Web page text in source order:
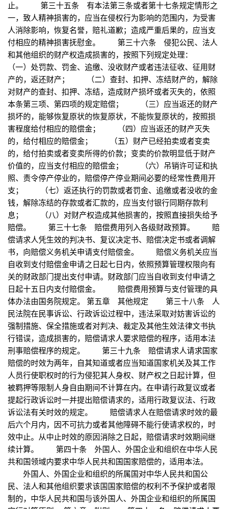
止。 第三十五条 有本法第三条或者第十七条规定情形之
一，致人精神损害的，应当在侵权行为影响的范围内，为受害
人消除影响，恢复名誉，赔礼道歉；造成严重后果的，应当支
付相应的精神损害抚慰金。 第三十六条 侵犯公民、法人
和其他组织的财产权造成损害的，按照下列规定处理：
（一）处罚款、罚金、追缴、没收财产或者违法征收、征用财
产的，返还财产； （二）查封、扣押、冻结财产的，解除
对财产的查封、扣押、冻结，造成财产损坏或者灭失的，依照
本条第三项、第四项的规定赔偿； （三）应当返还的财产
损坏的，能够恢复原状的恢复原状，不能恢复原状的，按照损
害程度给付相应的赔偿金； （四）应当返还的财产灭失
的，给付相应的赔偿金； （五）财产已经拍卖或者变卖
的，给付拍卖或者变卖所得的价款；变卖的价款明显低于财产
价值的，应当支付相应的赔偿金； （六）吊销许可证和执
照、责令停产停业的，赔偿停产停业期间必要的经常性费用开
支； （七）返还执行的罚款或者罚金、追缴或者没收的金
钱，解除冻结的存款或者汇款的，应当支付银行同期存款利
息； （八）对财产权造成其他损害的，按照直接损失给予
赔偿。 第三十七条 赔偿费用列入各级财政预算。 赔
偿请求人凭生效的判决书、复议决定书、赔偿决定书或者调解
书，向赔偿义务机关申请支付赔偿金。 赔偿义务机关应当
自收到支付赔偿金申请之日起七日内，依照预算管理权限向有
关的财政部门提出支付申请。财政部门应当自收到支付申请之
日起十五日内支付赔偿金。 赔偿费用预算与支付管理的具
体办法由国务院规定。 第五章 其他规定 第三十八条 人
民法院在民事诉讼、行政诉讼过程中，违法采取对妨害诉讼的
强制措施、保全措施或者对判决、裁定及其他生效法律文书执
行错误，造成损害的，赔偿请求人要求赔偿的程序，适用本法
刑事赔偿程序的规定。 第三十九条 赔偿请求人请求国家
赔偿的时效为两年，自其知道或者应当知道国家机关及其工作
人员行使职权时的行为侵犯其人身权、财产权之日起计算，但
被羁押等限制人身自由期间不计算在内。在申请行政复议或者
提起行政诉讼时一并提出赔偿请求的，适用行政复议法、行政
诉讼法有关时效的规定。 赔偿请求人在赔偿请求时效的最
后六个月内，因不可抗力或者其他障碍不能行使请求权的，时
效中止。从中止时效的原因消除之日起，赔偿请求时效期间继
续计算。 第四十条 外国人、外国企业和组织在中华人民
共和国领域内要求中华人民共和国国家赔偿的，适用本法。
外国人、外国企业和组织的所属国对中华人民共和国公
民、法人和其他组织要求该国国家赔偿的权利不予保护或者限
制的，中华人民共和国与该外国人、外国企业和组织的所属国